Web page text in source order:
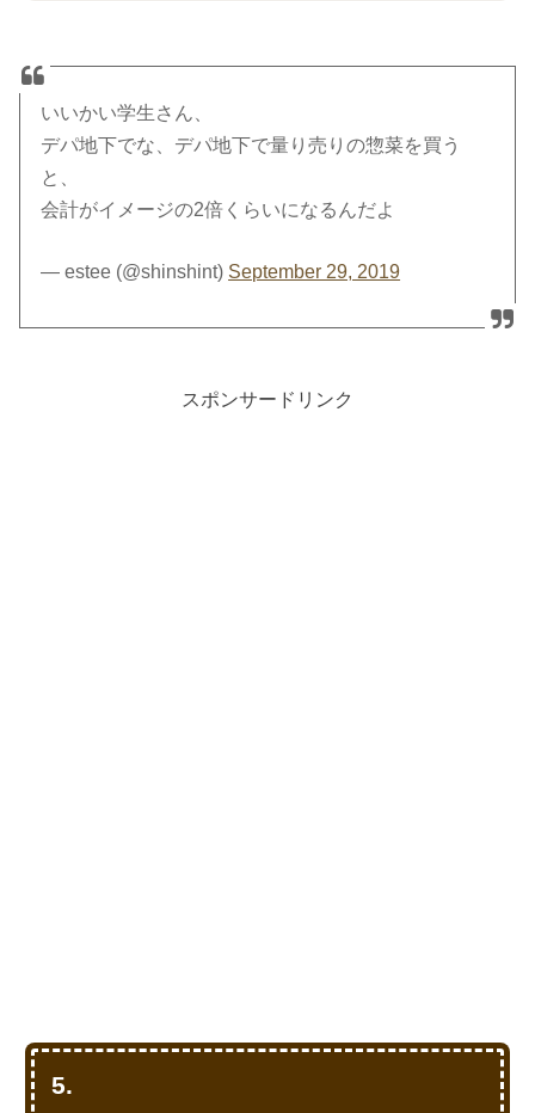
いいかい学生さん、
デパ地下でな、デパ地下で量り売りの惣菜を買う
と、
会計がイメージの2倍くらいになるんだよ
— estee (@shinshint) September 29, 2019
スポンサードリンク
5.